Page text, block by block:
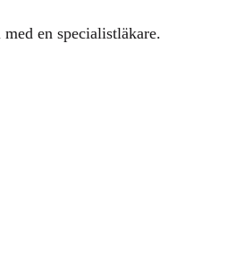
en specialistläkare.